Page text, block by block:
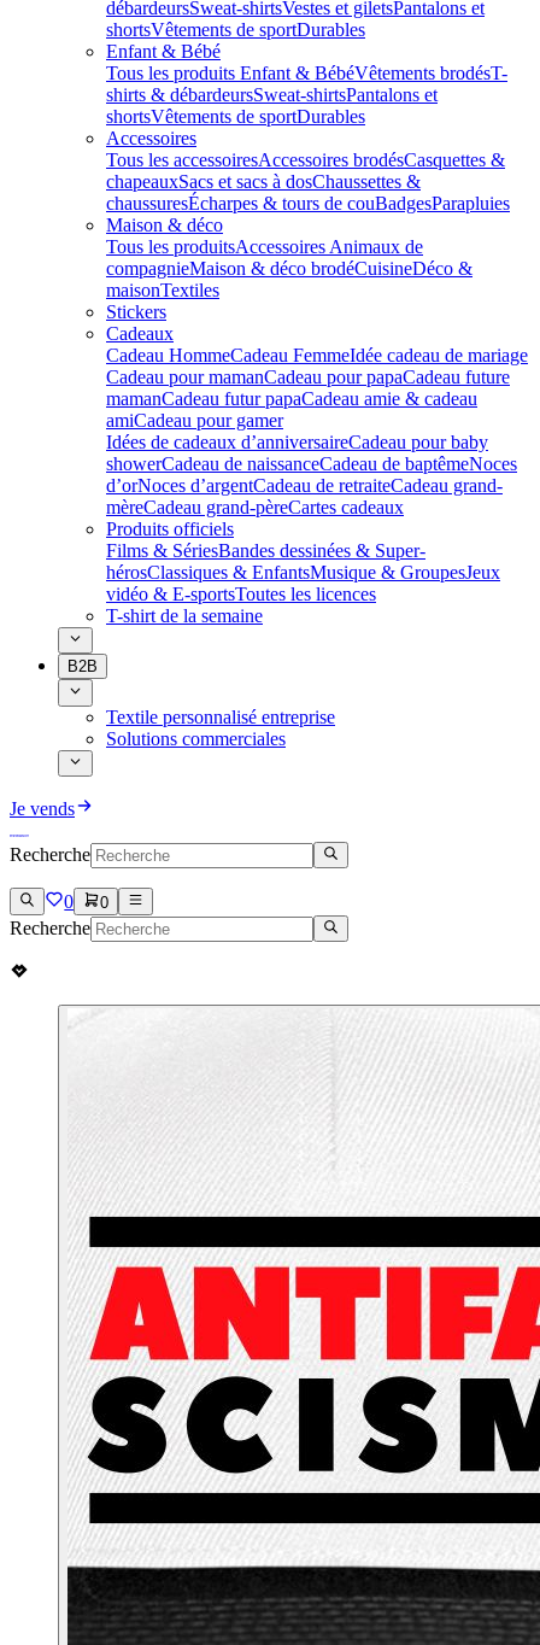
débardeursSweat-shirtsVestes et giletsPantalons et
shortsVêtements de sportDurables
Enfant & Bébé
Tous les produits Enfant & BébéVêtements brodésT-
shirts & débardeursSweat-shirtsPantalons et
shortsVêtements de sportDurables
Accessoires
Tous les accessoiresAccessoires brodésCasquettes &
chapeauxSacs et sacs à dosChaussettes &
chaussuresÉcharpes & tours de couBadgesParapluies
Maison & déco
Tous les produitsAccessoires Animaux de
compagnieMaison & déco brodéCuisineDéco &
maisonTextiles
Stickers
Cadeaux
Cadeau HommeCadeau FemmeIdée cadeau de mariage​
Cadeau pour mamanCadeau pour papaCadeau future
mamanCadeau futur papaCadeau amie & cadeau
amiCadeau pour gamer
Idées de cadeaux d’anniversaireCadeau pour baby
showerCadeau de naissanceCadeau de baptêmeNoces
d’orNoces d’argentCadeau de retraiteCadeau grand-
mèreCadeau grand-pèreCartes cadeaux
Produits officiels
Films & SériesBandes dessinées & Super-
hérosClassiques & EnfantsMusique & GroupesJeux
vidéo & E-sportsToutes les licences
T-shirt de la semaine
B2B
Textile personnalisé entreprise
Solutions commerciales
Je vends
Recherche
0 0
Recherche